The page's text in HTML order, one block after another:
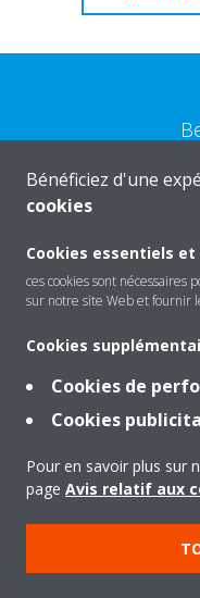
À propos de Daikin
Bénéficiez d'une
cookies
Cookies essentiels
ces cookies sont
sur notre site Web et fournir
Cookies
Cookies de
Cookies
Pour en savoir plus sur
page Avis relatif aux